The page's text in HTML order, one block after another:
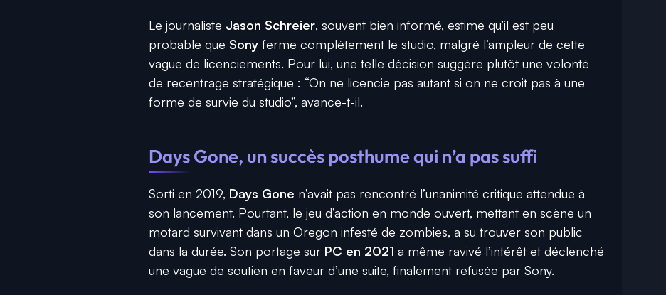
Le journaliste Jason Schreier, souvent bien informé, estime qu’il est peu
probable que Sony ferme complètement le studio, malgré l’ampleur de cette
vague de licenciements. Pour lui, une telle décision suggère plutôt une volonté
de recentrage stratégique : “On ne licencie pas autant si on ne croit pas à une
forme de survie du studio”, avance-t-il.
Days Gone, un succès posthume qui n’a pas suffi
Sorti en 2019, Days Gone n’avait pas rencontré l’unanimité critique attendue à
son lancement. Pourtant, le jeu d’action en monde ouvert, mettant en scène un
motard survivant dans un Oregon infesté de zombies, a su trouver son public
dans la durée. Son portage sur PC en 2021 a même ravivé l’intérêt et déclenché
une vague de soutien en faveur d’une suite, finalement refusée par Sony.